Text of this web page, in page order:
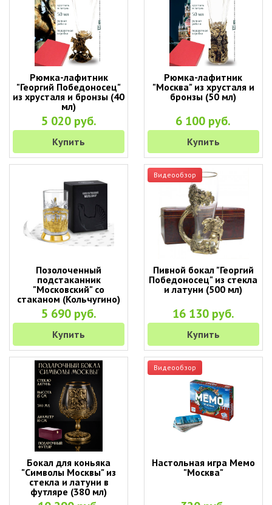
Рюмка-лафитник
"Георгий Победоносец"
из хрусталя и бронзы (40
мл)
5 020 руб.
Купить
Рюмка-лафитник
"Москва" из хрусталя и
бронзы (50 мл)
6 100 руб.
Купить
Позолоченный
подстаканник
"Московский" со
стаканом (Кольчугино)
5 690 руб.
Купить
Видеообзор
Пивной бокал "Георгий
Победоносец" из стекла
и латуни (500 мл)
16 130 руб.
Купить
Бокал для коньяка
"Символы Москвы" из
стекла и латуни в
футляре (380 мл)
Видеообзор
Настольная игра Мемо
"Москва"